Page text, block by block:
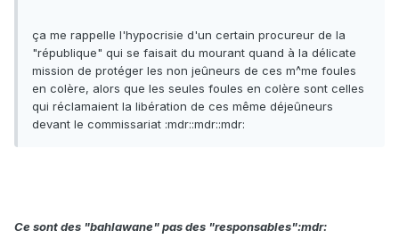
ça me rappelle l'hypocrisie d'un certain procureur de la
"république" qui se faisait du mourant quand à la délicate
mission de protéger les non jeûneurs de ces m^me foules
en colère, alors que les seules foules en colère sont celles
qui réclamaient la libération de ces même déjeûneurs
devant le commissariat :mdr::mdr::mdr:
Ce sont des "bahlawane" pas des "responsables":mdr: